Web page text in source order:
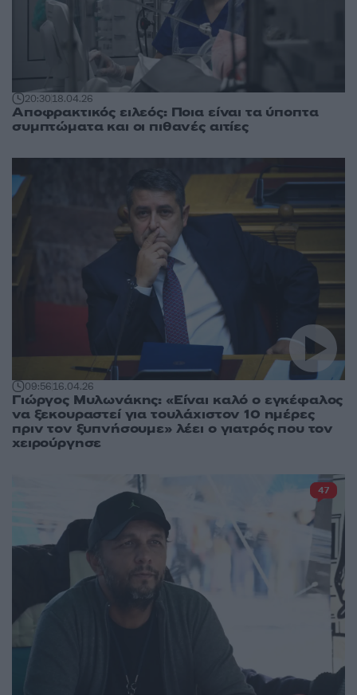
20:3018.04.26
Αποφρακτικός ειλεός: Ποια είναι τα ύποπτα
συμπτώματα και οι πιθανές αιτίες
09:5616.04.26
Γιώργος Μυλωνάκης: «Είναι καλό ο εγκέφαλος
να ξεκουραστεί για τουλάχιστον 10 ημέρες
πριν τον ξυπνήσουμε» λέει ο γιατρός που τον
χειρούργησε
47